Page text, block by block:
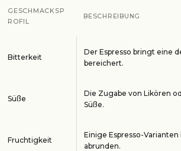
GESCHMACKSP
ROFIL
BESCHREIBUNG
Bitterkeit
Der Espresso bringt eine
bereichert.
Süße
Die Zugabe von Likören
Süße.
Fruchtigkeit
Einige Espresso-
abrunden.